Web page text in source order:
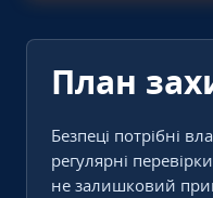
План
Безпеці потрібні
регулярні
не залишковий